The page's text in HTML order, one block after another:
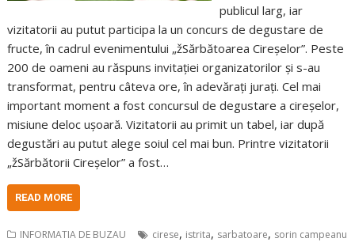
publicul larg, iar
vizitatorii au putut participa la un concurs de degustare de
fructe, în cadrul evenimentului „žSărbătoarea Cireșelor”. Peste
200 de oameni au răspuns invitației organizatorilor și s-au
transformat, pentru câteva ore, în adevărați jurați. Cel mai
important moment a fost concursul de degustare a cireșelor,
misiune deloc ușoară. Vizitatorii au primit un tabel, iar după
degustări au putut alege soiul cel mai bun. Printre vizitatorii
„žSărbătorii Cireșelor” a fost…
READ MORE
INFORMATIA DE BUZAU cirese, istrita, sarbatoare, sorin campeanu